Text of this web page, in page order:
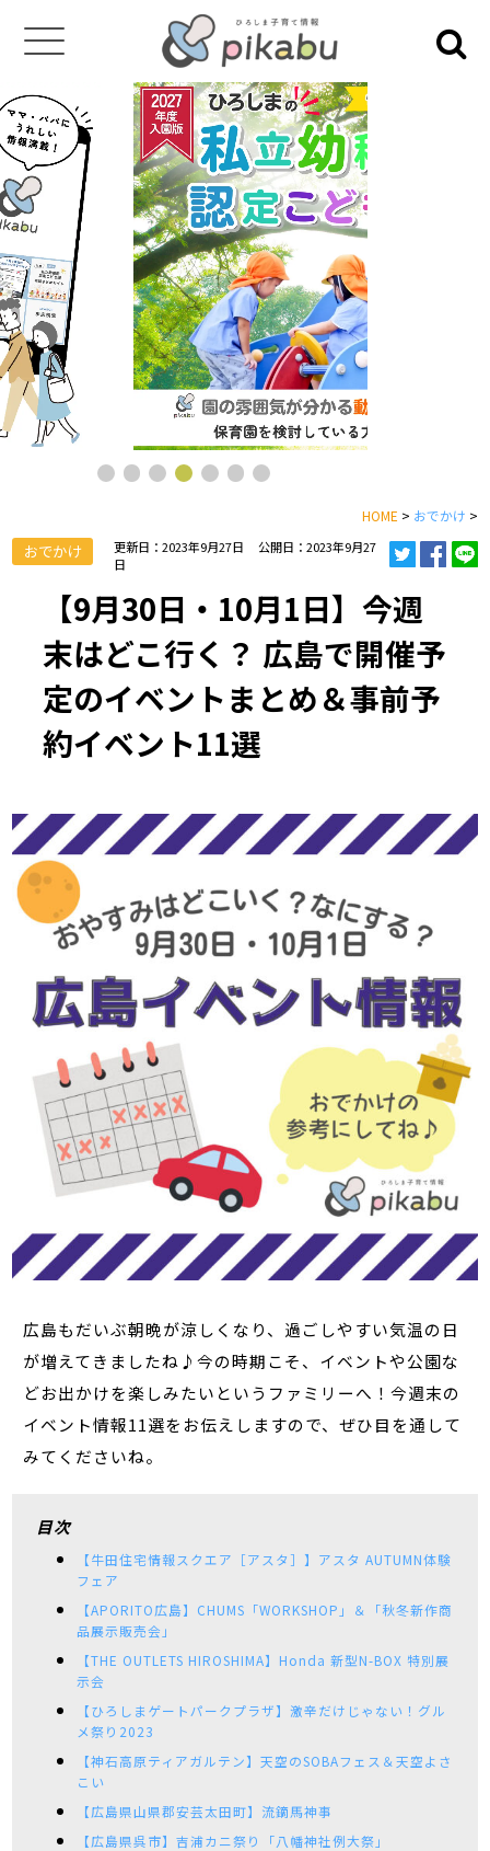
HOME > おでかけ >
おでかけ 更新日：2023年9月27日
公開日：2023年9月27
日
【9月30日・10月1日】今週
末はどこ行く？ 広島で開催予
定のイベントまとめ＆事前予
約イベント11選
広島もだいぶ朝晩が涼しくなり、過ごしやすい気温の日
が増えてきましたね♪今の時期こそ、イベントや公園な
どお出かけを楽しみたいというファミリーへ！今週末の
イベント情報11選をお伝えしますので、ぜひ目を通して
みてくださいね。
目次
【牛田住宅情報スクエア［アスタ］】アスタ AUTUMN体験
フェア
【APORITO広島】CHUMS「WORKSHOP」＆「秋冬新作商
品展示販売会」
【THE OUTLETS HIROSHIMA】Honda 新型N-BOX 特別展
示会
【ひろしまゲートパークプラザ】激辛だけじゃない！グル
メ祭り2023
【神石高原ティアガルテン】天空のSOBAフェス＆天空よさ
こい
【広島県山県郡安芸太田町】流鏑馬神事
【広島県呉市】吉浦カニ祭り「八幡神社例大祭」